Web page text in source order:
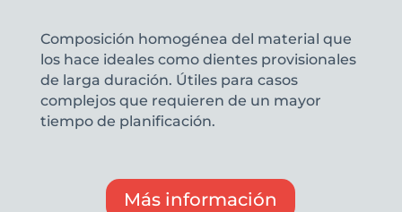
Composición homogénea del material que
los hace ideales como dientes provisionales
de larga duración. Útiles para casos
complejos que requieren de un mayor
tiempo de planificación.
Más información